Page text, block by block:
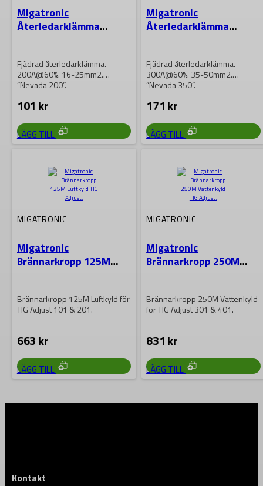
Migatronic
Återledarklämma
Fjädrad återledarklämma.
200A@60%. 16-25mm2.
”Nevada 200”.
101 kr
LÄGG TILL
Migatronic
Återledarklämma
Fjädrad återledarklämma.
300A@60%. 35-50mm2.
”Nevada 350”.
171kr
LÄGG TILL
MIGATRONIC
Migatronic
Brännarkropp 125M
Brännarkropp 125M Luftkyld för
TIG Adjust 101 & 201.
663kr
LÄGG TILL
MIGATRONIC
Migatronic
Brännarkropp 250M
Brännarkropp 250M Vattenkyld
för TIG Adjust 301 & 401.
831kr
LÄGG TILL
Kontakt